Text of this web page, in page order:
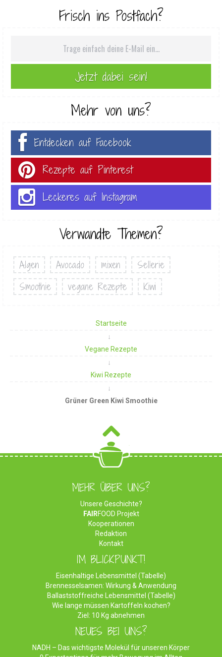
Frisch ins Postfach?
Mehr von uns?
Entdecken auf Facebook
Rezepte auf Pinterest
Leckeres auf Instagram
Verwandte Themen?
Algen Avocado mixen
Sellerie
Smoothie
vegane Rezepte Kiwi
Startseite
Vegane Rezepte
Kiwi Rezepte
Grüner Green Kiwi Smoothie
MEHR ÜBER UNS?
Unsere Geschichte?
FAIRFOOD Projekt
Kooperationen
Redaktion
Kontakt
IM BLICKPUNKT!
Eisenhaltige Lebensmittel (Tabelle)
Brennesselsamen: Wirkung & Anwendung
Ballaststoffreiche Lebensmittel (Tabelle)
Wie lange müssen Kartoffeln kochen?
Ziel: 10 Kg abnehmen
NEUES BEI UNS?
NADH – Das wichtigste Molekül für unseren Körper